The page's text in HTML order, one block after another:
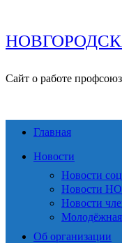
Сайт о работе
Главная
Новости
Новости
Новости
Новости
Об организации